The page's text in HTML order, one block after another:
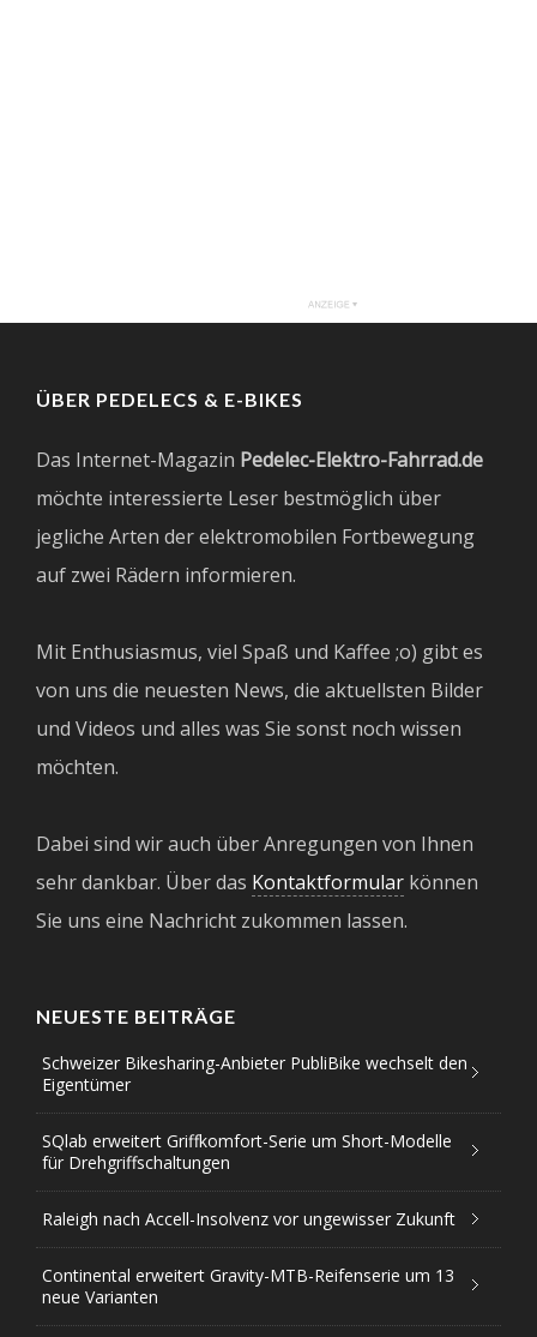
ÜBER PEDELECS & E-BIKES
Das Internet-Magazin Pedelec-Elektro-Fahrrad.de
möchte interessierte Leser bestmöglich über
jegliche Arten der elektromobilen Fortbewegung
auf zwei Rädern informieren.
Mit Enthusiasmus, viel Spaß und Kaffee ;o) gibt es
von uns die neuesten News, die aktuellsten Bilder
und Videos und alles was Sie sonst noch wissen
möchten.
Dabei sind wir auch über Anregungen von Ihnen
sehr dankbar. Über das Kontaktformular können
Sie uns eine Nachricht zukommen lassen.
NEUESTE BEITRÄGE
Schweizer Bikesharing-Anbieter PubliBike wechselt den
Eigentümer
SQlab erweitert Griffkomfort-Serie um Short-Modelle
für Drehgriffschaltungen
Raleigh nach Accell-Insolvenz vor ungewisser Zukunft
Continental erweitert Gravity-MTB-Reifenserie um 13
neue Varianten